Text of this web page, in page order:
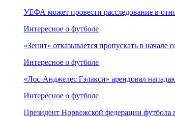
УЕФА может провести расследование в
Интересное о футболе
«Зенит» отказывается пропускать в
Интересное о футболе
«Лос‑Анджелес Гэлакси» арендовал
Интересное о футболе
Президент Норвежской федерации